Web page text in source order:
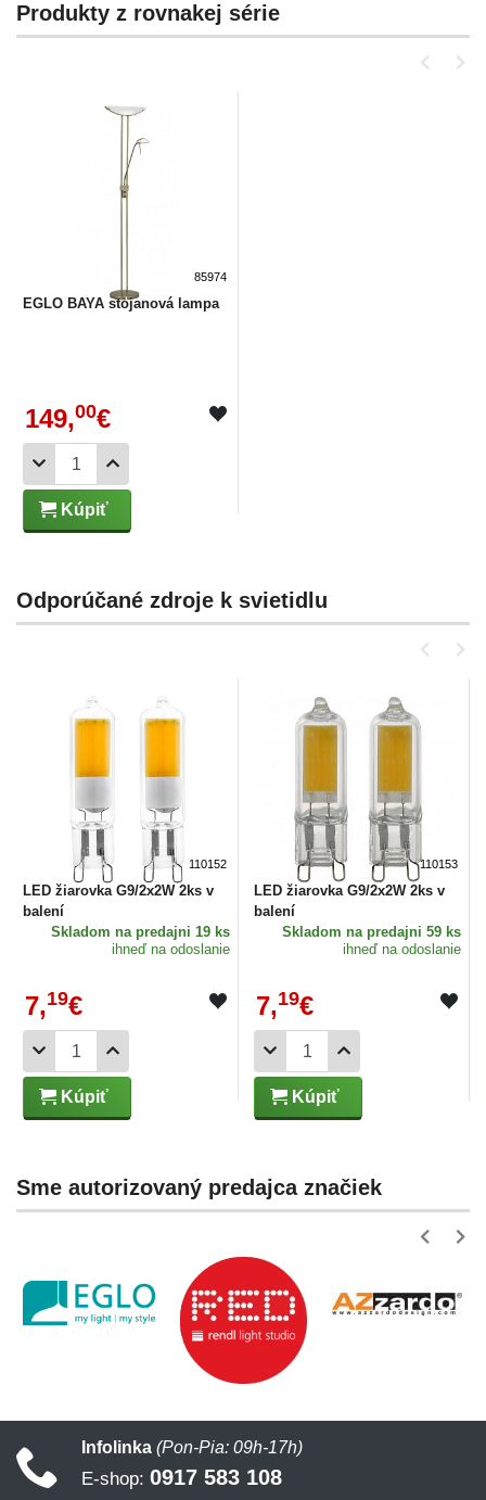
Produkty z rovnakej série
85974
EGLO BAYA stojanová lampa
149,00€
Kúpiť
Odporúčané zdroje k svietidlu
110152
LED žiarovka G9/2x2W 2ks v
balení
Skladom na predajni 19 ks
ihneď na odoslanie
7,19€
Kúpiť
110153
LED žiarovka G9/2x2W 2ks v
balení
Skladom na predajni 59 ks
ihneď na odoslanie
7,19€
Kúpiť
Sme autorizovaný predajca značiek
Infolinka (Pon-Pia: 09h-17h)
E-shop: 0917 583 108